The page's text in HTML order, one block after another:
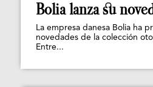
Bolia lanza su
La empresa danesa Bolia ha
novedades de la colección
Entre...